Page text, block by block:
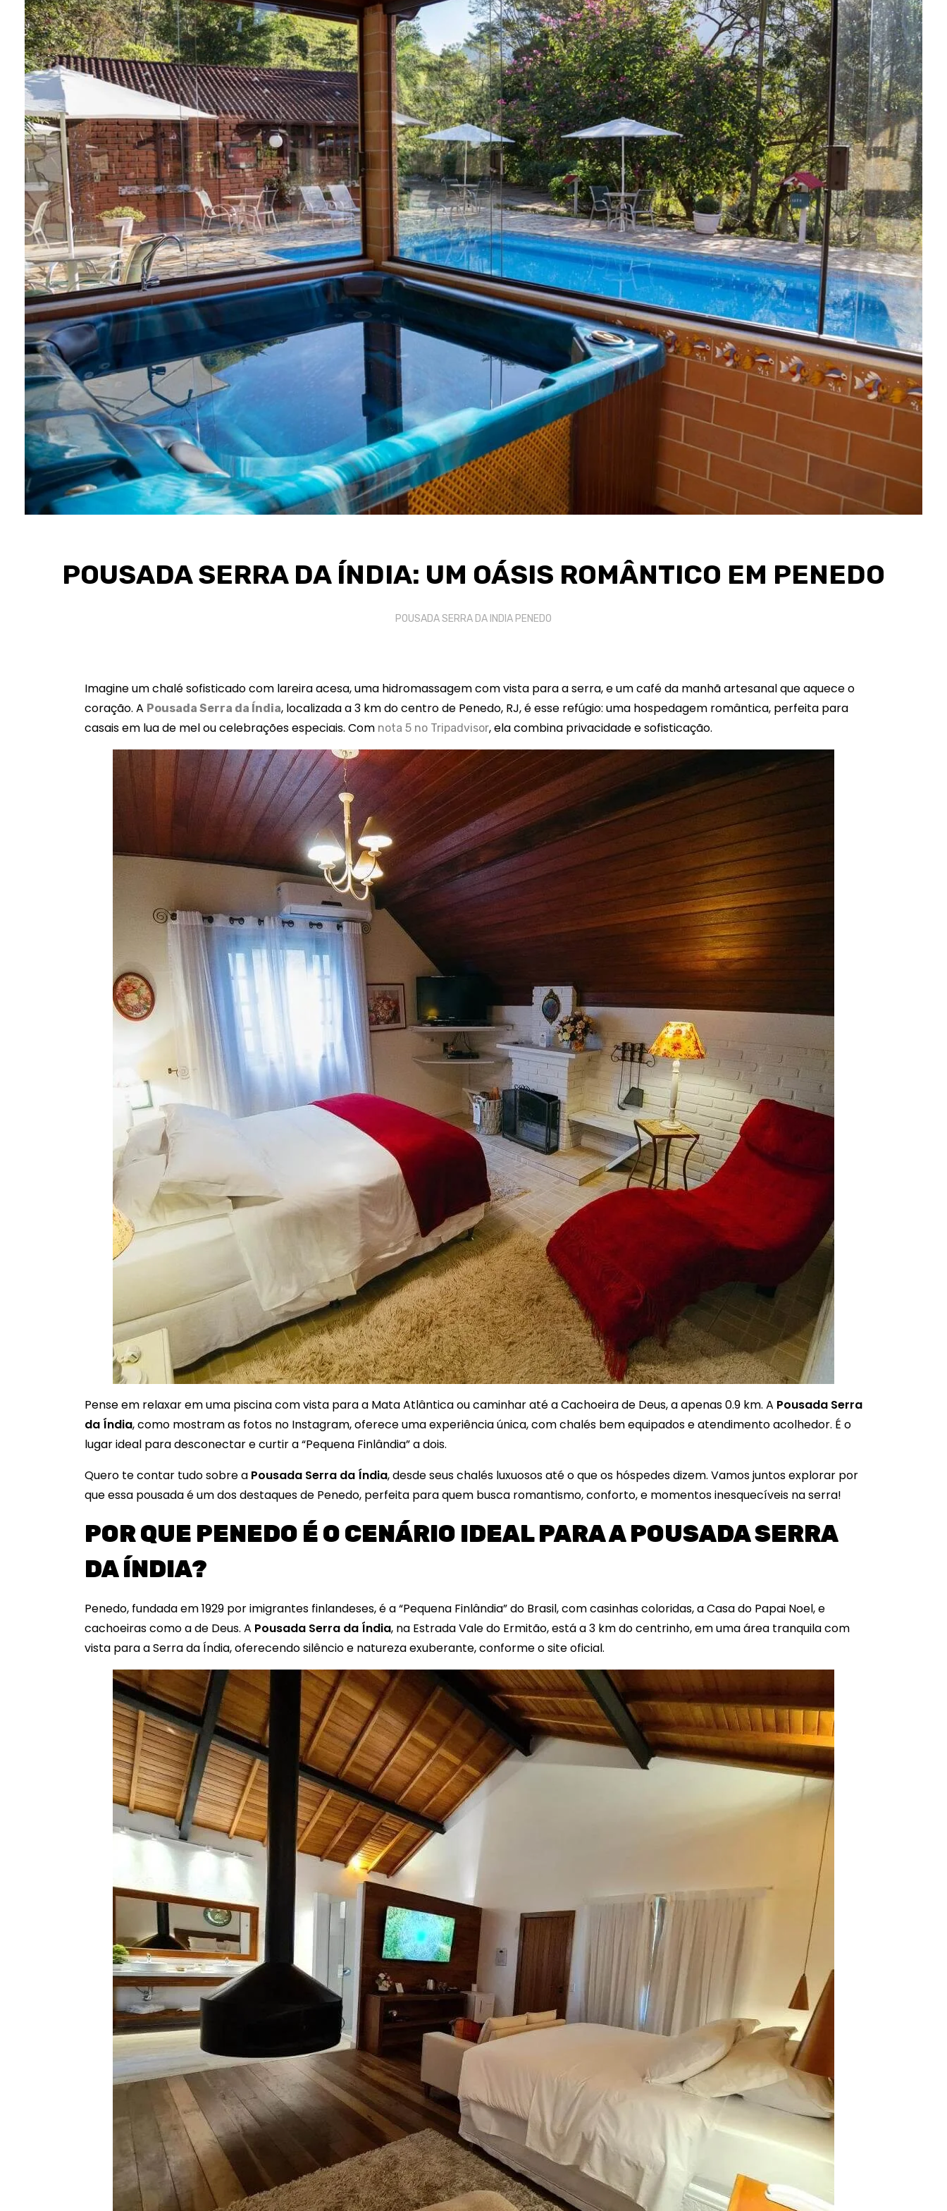
POUSADA SERRA DA ÍNDIA: UM OÁSIS ROMÂNTICO EM PENEDO
POUSADA SERRA DA INDIA PENEDO
Imagine um chalé sofisticado com lareira acesa, uma hidromassagem com vista para a serra, e um café da manhã artesanal que aquece o
coração. A Pousada Serra da Índia, localizada a 3 km do centro de Penedo, RJ, é esse refúgio: uma hospedagem romântica, perfeita para
casais em lua de mel ou celebrações especiais. Com nota 5 no Tripadvisor, ela combina privacidade e sofisticação.
Pense em relaxar em uma piscina com vista para a Mata Atlântica ou caminhar até a Cachoeira de Deus, a apenas 0.9 km. A Pousada Serra
da Índia, como mostram as fotos no Instagram, oferece uma experiência única, com chalés bem equipados e atendimento acolhedor. É o
lugar ideal para desconectar e curtir a “Pequena Finlândia” a dois.
Quero te contar tudo sobre a Pousada Serra da Índia, desde seus chalés luxuosos até o que os hóspedes dizem. Vamos juntos explorar por
que essa pousada é um dos destaques de Penedo, perfeita para quem busca romantismo, conforto, e momentos inesquecíveis na serra!
POR QUE PENEDO É O CENÁRIO IDEAL PARA A POUSADA SERRA
DA ÍNDIA?
Penedo, fundada em 1929 por imigrantes finlandeses, é a “Pequena Finlândia” do Brasil, com casinhas coloridas, a Casa do Papai Noel, e
cachoeiras como a de Deus. A Pousada Serra da Índia, na Estrada Vale do Ermitão, está a 3 km do centrinho, em uma área tranquila com
vista para a Serra da Índia, oferecendo silêncio e natureza exuberante, conforme o site oficial.